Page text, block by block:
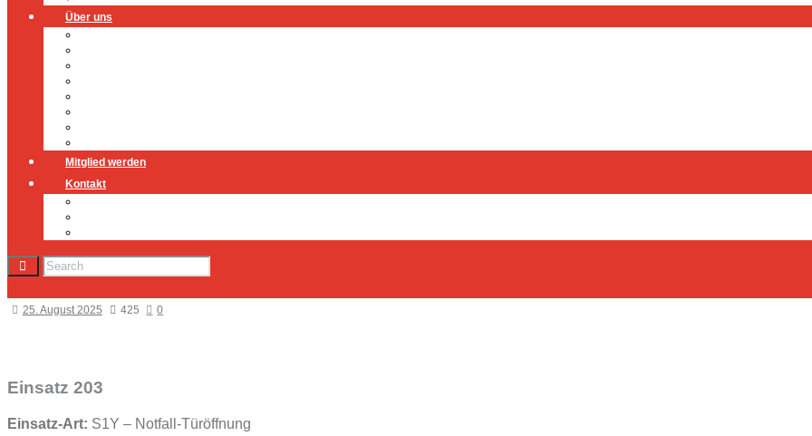
Über uns
Mitglied werden
Kontakt
25. August 2025 425 0
Einsatz 203
Einsatz-Art: S1Y – Notfall-Türöffnung